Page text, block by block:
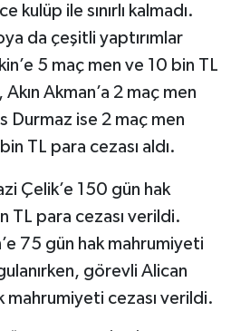
kulüp ile sınırlı kalmadı.
da çeşitli yaptırımlar
5 maç men ve 10 bin TL
Akman’a 2 maç men
Durmaz ise 2 maç men
bin TL para cezası aldı.
Çelik’e 150 gün hak
TL para cezası verildi.
75 gün hak mahrumiyeti
görevli Alican
mahrumiyeti cezası verildi.